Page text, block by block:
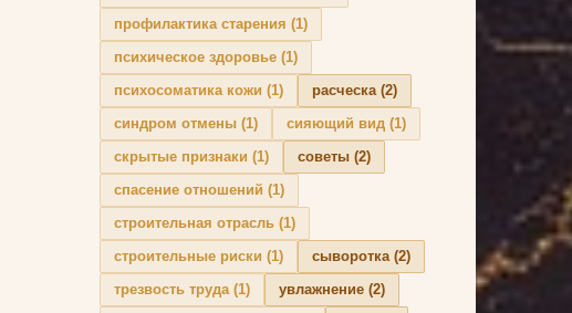
профилактика старения (1)
психическое здоровье (1)
психосоматика кожи (1) расческа(2)
синдром отмены (1) сияющий вид (1)
скрытые признаки (1) советы (2)
спасение отношений (1)
строительная отрасль (1)
строительные риски (1) сыворотка(2)
трезвость труда(1) увлажнение (2)